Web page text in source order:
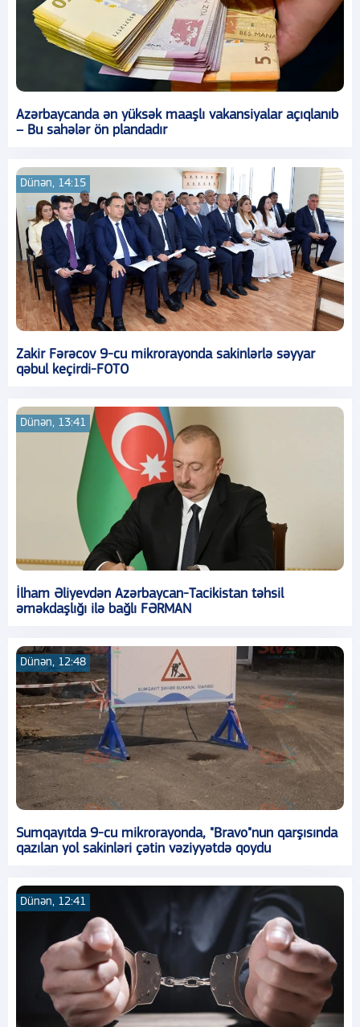
Azərbaycanda ən yüksək maaşlı vakansiyalar açıqlanıb
– Bu sahələr ön plandadır
Dünən, 14:15
Zakir Fərəcov 9-cu mikrorayonda sakinlərlə səyyar
qəbul keçirdi-FOTO
Dünən, 13:41
İlham Əliyevdən Azərbaycan-Tacikistan təhsil
əməkdaşlığı ilə bağlı FƏRMAN
Dünən, 12:48
Sumqayıtda 9-cu mikrorayonda, "Bravo"nun qarşısında
qazılan yol sakinləri çətin vəziyyətdə qoydu
Dünən, 12:41